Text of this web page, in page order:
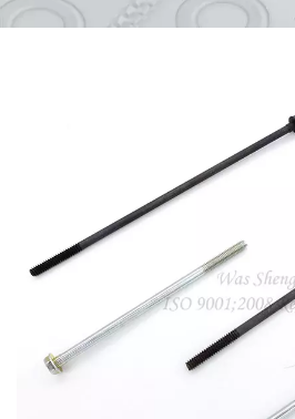
pragmatik ve güvenilir bir tutumla